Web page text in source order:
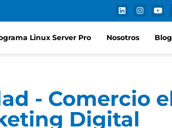
Linux Server Pro Nosotros Blog
- Comercio
Digital